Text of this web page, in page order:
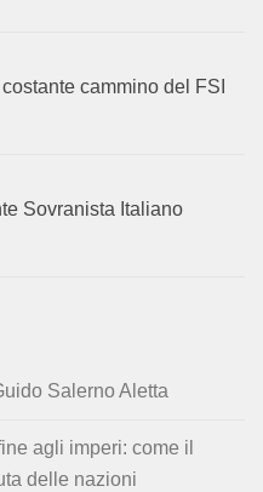
costante cammino del FSI
Sovranista Italiano
Salerno Aletta
agli imperi: come il
delle nazioni